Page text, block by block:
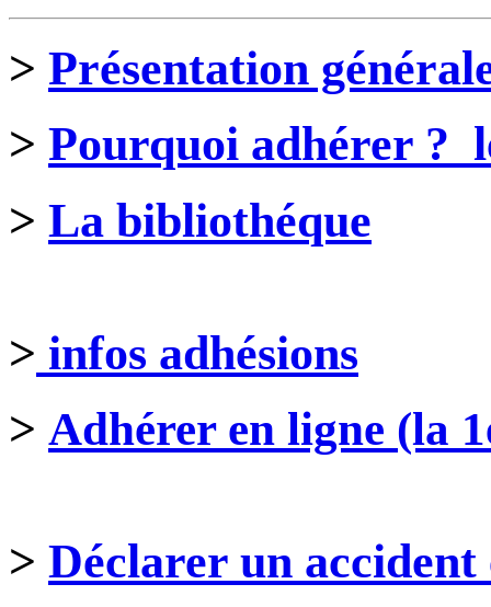
> Présentation
> Pourquoi adhérer ?
> La bibliothéque
> infos adhésions
> Adhérer en ligne (la
> Déclarer un accident